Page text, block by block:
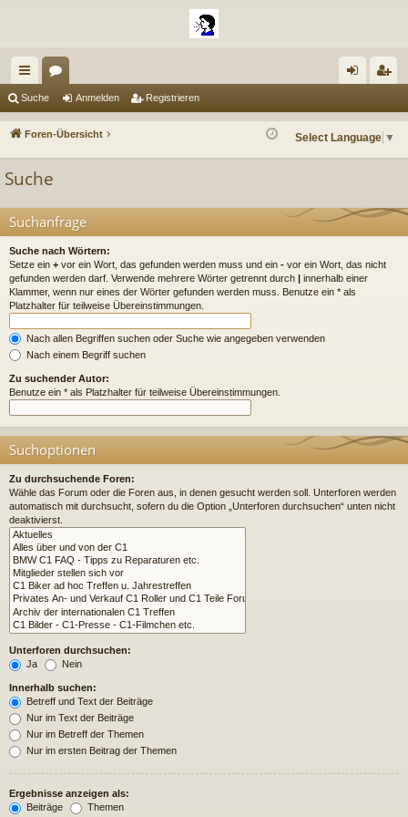
ch
ne
ug
riff
en m
n
ist
n
Suche Anmelden Registrieren
Foren-Übersicht Select Language ▼
Suche
Suchanfrage
Suche nach Wörtern:
Setze ein + vor ein Wort, das gefunden werden muss und ein - vor ein Wort, das nicht
gefunden werden darf. Verwende mehrere Wörter getrennt durch | innerhalb einer
Klammer, wenn nur eines der Wörter gefunden werden muss. Benutze ein * als
Platzhalter für teilweise Übereinstimmungen.
Nach allen Begriffen suchen oder Suche wie angegeben verwenden
Nach einem Begriff suchen
Zu suchender Autor:
Benutze ein * als Platzhalter für teilweise Übereinstimmungen.
Suchoptionen
Zu durchsuchende Foren:
Wähle das Forum oder die Foren aus, in denen gesucht werden soll. Unterforen werden
automatisch mit durchsucht, sofern du die Option „Unterforen durchsuchen“ unten nicht
deaktivierst.
Unterforen durchsuchen:
Ja
Nein
Innerhalb suchen:
Betreff und Text der Beiträge
Nur im Text der Beiträge
Nur im Betreff der Themen
Nur im ersten Beitrag der Themen
Ergebnisse anzeigen als:
Beiträge
Themen